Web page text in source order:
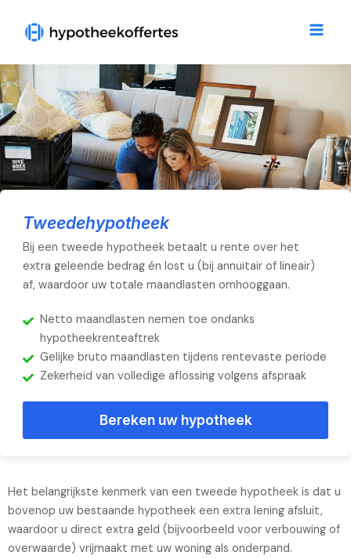
Lorem ipsum dolor sit amet, consectetur adipiscing elit. Ut elit
tellus, luctus nec ullamcorper mattis, pulvinar dapibus leo.
Tweedehypotheek
Bij een tweede hypotheek betaalt u rente over het
extra geleende bedrag én lost u (bij annuïtair of lineair)
af, waardoor uw totale maandlasten omhooggaan.
Netto maandlasten nemen toe ondanks
hypotheekrenteaftrek
Gelijke bruto maandlasten tijdens rentevaste periode
Zekerheid van volledige aflossing volgens afspraak
Bereken uw hypotheek
Wat is een tweedehypotheek?
Het belangrijkste kenmerk van een tweede hypotheek is dat u
bovenop uw bestaande hypotheek een extra lening afsluit,
waardoor u direct extra geld (bijvoorbeeld voor verbouwing of
overwaarde) vrijmaakt met uw woning als onderpand.